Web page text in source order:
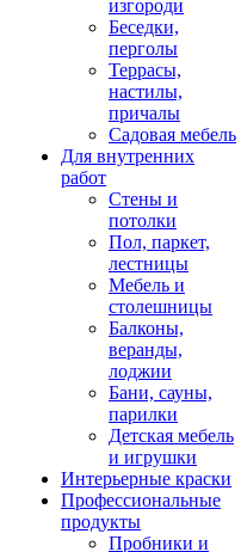
изгороди
Беседки,
перголы
Террасы,
настилы,
причалы
Садовая мебель
Для внутренних
работ
Стены и
потолки
Пол, паркет,
лестницы
Мебель и
столешницы
Балконы,
веранды,
лоджии
Бани, сауны,
парилки
Детская мебель
и игрушки
Интерьерные краски
Профессиональные
продукты
Пробники и